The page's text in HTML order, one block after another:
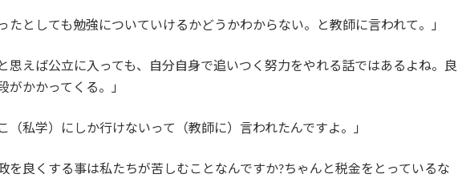
たとしても勉強についていけるかどうかわからない。と教師に言われて。」
思えば公立に入っても、自分自身で追いつく努力をやれる話ではあるよね。良
がかかってくる。」
（私学）にしか行けないって（教師に）言われたんですよ。」
を良くする事は私たちが苦しむことなんですか?ちゃんと税金をとっているな